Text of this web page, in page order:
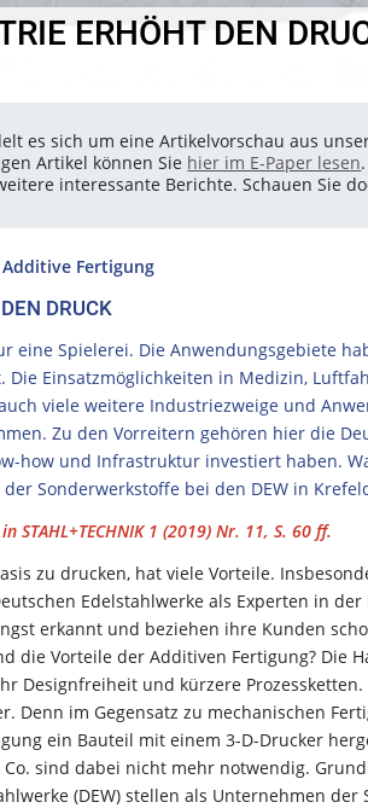
ERHÖHT DEN
es sich um eine Artikelvorschau aus
Artikel können Sie hier im E-Paper lesen
interessante Berichte. Schauen Sie
Fertigung
DRUCK
eine Spielerei. Die Anwendungsgebiete
Einsatzmöglichkeiten in Medizin,
viele weitere Industriezweige und
Zu den Vorreitern gehören hier die
how und Infrastruktur investiert haben.
Sonderwerkstoffe bei den DEW in
1 (2019) Nr. 11, S. 60 ff.
zu drucken, hat viele Vorteile.
Edelstahlwerke als Experten in
erkannt und beziehen ihre Kunden
die Vorteile der Additiven Fertigung? Die
Designfreiheit und kürzere
Denn im Gegensatz zu mechanischen
ein Bauteil mit einem 3-D-Drucker
Co. sind dabei nicht mehr notwendig.
(DEW) stellen als Unternehmen der